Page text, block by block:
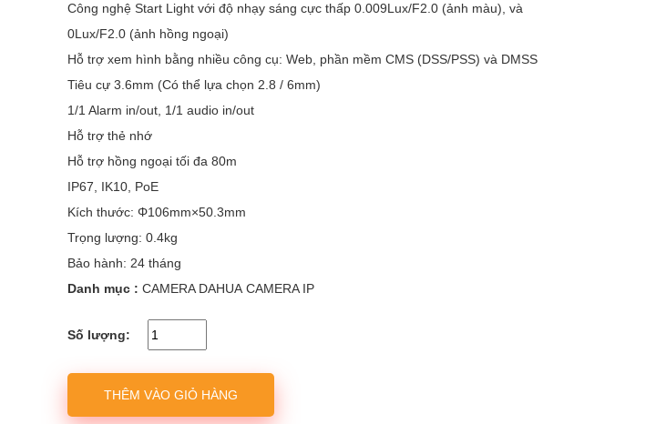
Công nghệ Start Light với độ nhạy sáng cực thấp 0.009Lux/F2.0 (ảnh màu), và
0Lux/F2.0 (ảnh hồng ngoại)
Hỗ trợ xem hình bằng nhiều công cụ: Web, phần mềm CMS (DSS/PSS) và DMSS
Tiêu cự 3.6mm (Có thể lựa chọn 2.8 / 6mm)
1/1 Alarm in/out, 1/1 audio in/out
Hỗ trợ thẻ nhớ
Hỗ trợ hồng ngoại tối đa 80m
IP67, IK10, PoE
Kích thước: Φ106mm×50.3mm
Trọng lượng: 0.4kg
Bảo hành: 24 tháng
Danh mục : CAMERA DAHUA CAMERA IP
Số lượng:
THÊM VÀO GIỎ HÀNG